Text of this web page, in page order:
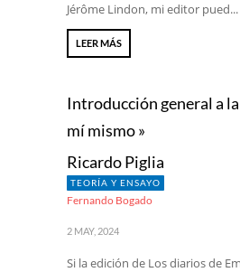
Jérôme Lindon, mi editor pued...
LEER MÁS
Introducción general a
mí mismo »
Ricardo Piglia
TEORÍA Y ENSAYO
Fernando Bogado
2 MAY, 2024
Si la edición de Los diarios de